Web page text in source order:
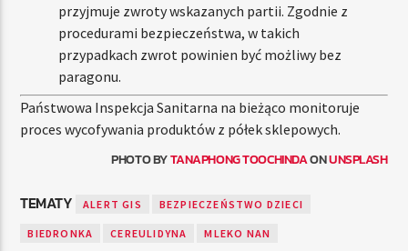
przyjmuje zwroty wskazanych partii. Zgodnie z
procedurami bezpieczeństwa, w takich
przypadkach zwrot powinien być możliwy bez
paragonu.
Państwowa Inspekcja Sanitarna na bieżąco monitoruje
proces wycofywania produktów z półek sklepowych.
PHOTO BYTANAPHONG TOOCHINDAONUNSPLASH
TEMATY ALERT GIS BEZPIECZEŃSTWO DZIECI
BIEDRONKA CEREULIDYNA MLEKO NAN